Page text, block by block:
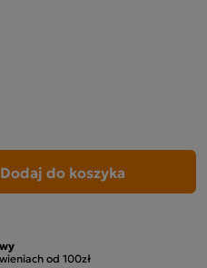
Dodaj do koszyka
od 100zł